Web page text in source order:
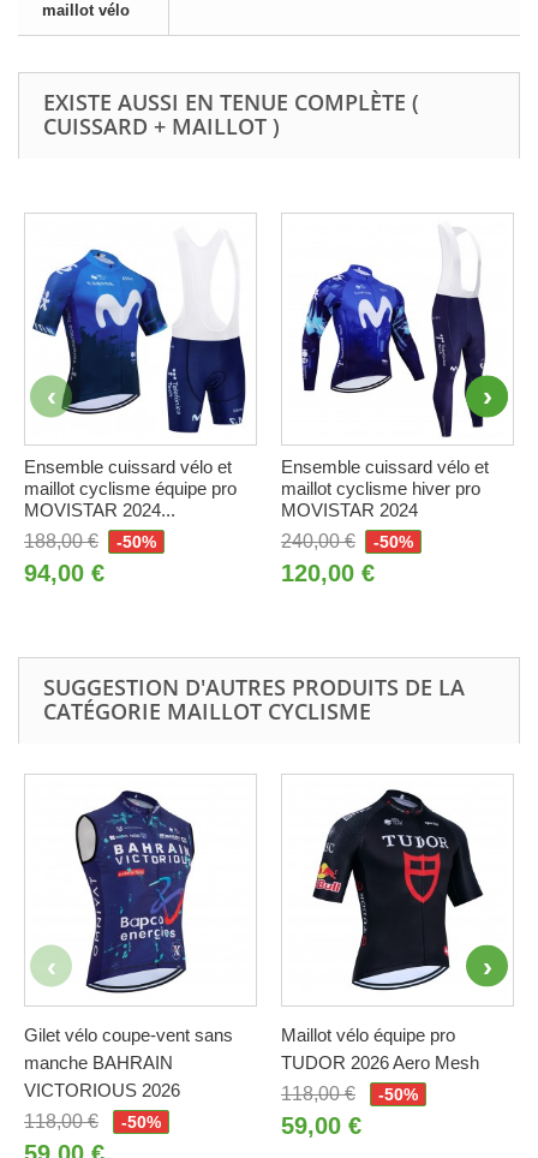
maillot vélo
EXISTE AUSSI EN TENUE COMPLÈTE (
CUISSARD + MAILLOT )
Ensemble cuissard vélo et
maillot cyclisme équipe pro
MOVISTAR 2024...
188,00 €
-50%
94,00 €
Ensemble cuissard vélo et
maillot cyclisme hiver pro
MOVISTAR 2024
240,00 €
-50%
120,00 €
SUGGESTION D'AUTRES PRODUITS DE LA
CATÉGORIE MAILLOT CYCLISME
Gilet vélo coupe-vent sans
manche BAHRAIN
VICTORIOUS 2026
118,00 €
-50%
Maillot vélo équipe pro
TUDOR 2026 Aero Mesh
118,00 €
-50%
59,00 €